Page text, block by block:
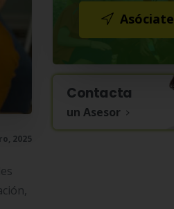
2025
Asóciate
Contacta
un Asesor